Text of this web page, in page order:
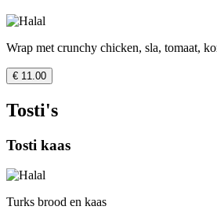
Wrap met crunchy chicken, sla, tomaat,
€ 11.00
Tosti's
Tosti kaas
Turks brood en kaas